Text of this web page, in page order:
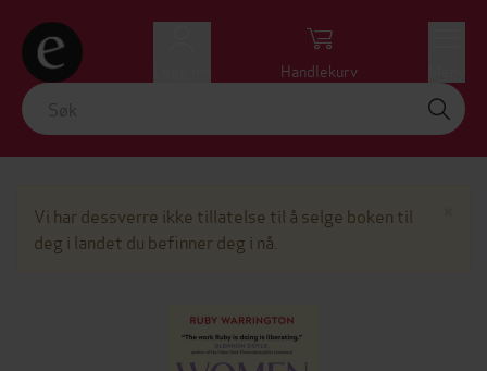
Handlekurv
Vi har dessverre ikke tillatelse til å selge boken til
deg i landet du befinner deg i nå.